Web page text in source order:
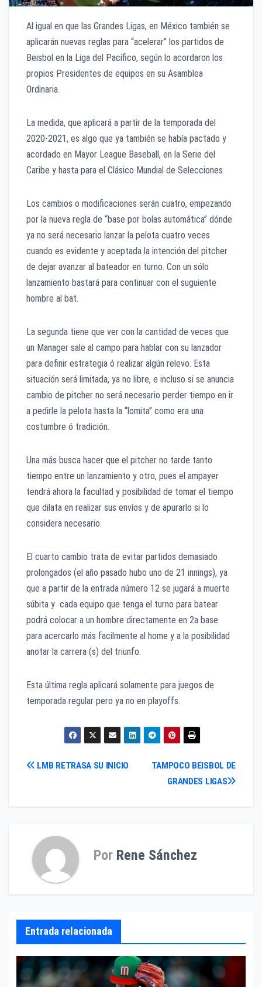
Al igual en que las Grandes Ligas, en México también se
aplicarán nuevas reglas para “acelerar” los partidos de
Beisbol en la Liga del Pacífico, según lo acordaron los
propios Presidentes de equipos en su Asamblea
Ordinaria.
La medida, que aplicará a partir de la temporada del
2020-2021, es algo que ya también se había pactado y
acordado en Mayor League Baseball, en la Serie del
Caribe y hasta para el Clásico Mundial de Selecciones.
Los cambios o modificaciones serán cuatro, empezando
por la nueva regla de “base por bolas automática” dónde
ya no será necesario lanzar la pelota cuatro veces
cuando es evidente y aceptada la intención del pitcher
de dejar avanzar al bateador en turno. Con un sólo
lanzamiento bastará para continuar con el suguiente
hombre al bat.
La segunda tiene que ver con la cantidad de veces que
un Manager sale al campo para hablar con su lanzador
para definir estrategia ó realizar algún relevo. Esta
situación será limitada, ya no libre, e incluso si se anuncia
cambio de pitcher no será necesario perder tiempo en ir
a pedirle la pelota hasta la “lomita” como era una
costumbre ó tradición.
Una más busca hacer que el pitcher no tarde tanto
tiempo entre un lanzamiento y otro, pues el ampayer
tendrá ahora la facultad y posibilidad de tomar el tiempo
que dilata en realizar sus envíos y de apurarlo si lo
considera necesario.
El cuarto cambio trata de evitar partidos demasiado
prolongados (el año pasado hubo uno de 21 innings), ya
que a partir de la entrada número 12 se jugará a muerte
súbita y cada equipo que tenga el turno para batear
podrá colocar a un hombre directamente en 2a base
para acercarlo más facilmente al home y a la posibilidad
anotar la carrera (s) del triunfo.
Esta última regla aplicará solamente para juegos de
temporada regular pero ya no en playoffs.
Navegación
TAMPOCO BEISBOL DE
GRANDES LIGAS
LMB RETRASA SU INICIO
Por Rene Sánchez
Entrada relacionada